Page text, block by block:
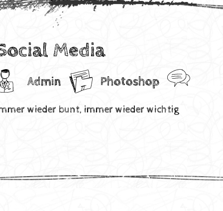
Media
Admin Photoshop
wieder bunt, immer wieder wichtig